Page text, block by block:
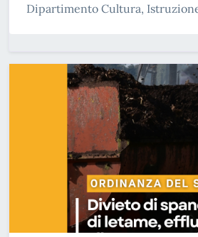
Dipartimento Cultura,